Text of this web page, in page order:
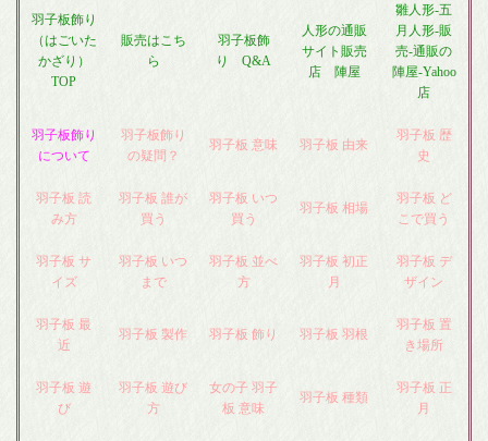
羽子板飾り
（はごいた
かざり）
TOP
販売はこち
ら
羽子板飾
り Q&A
人形の通販
サイト販売
店 陣屋
雛人形-五
月人形-販
売-通販の
陣屋-Yahoo
店
羽子板飾り
について
羽子板飾り
の疑問？
羽子板 意味 羽子板 由来
羽子板 歴
史
羽子板 読
み方
羽子板 誰が
買う
羽子板 いつ
買う
羽子板 相場
羽子板 ど
こで買う
羽子板 サ
イズ
羽子板 いつ
まで
羽子板 並べ
方
羽子板 初正
月
羽子板 デ
ザイン
羽子板 最
近
羽子板 製作 羽子板 飾り 羽子板 羽根
羽子板 置
き場所
羽子板 遊
び
羽子板 遊び
方
女の子 羽子
板 意味
羽子板 種類
羽子板 正
月